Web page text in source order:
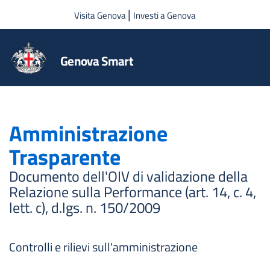
Salta al contenuto principale
Visita Genova| Investi a Genova
Genova Smart
Amministrazione
Trasparente
Documento dell'OIV di validazione della
Relazione sulla Performance (art. 14, c. 4,
lett. c), d.lgs. n. 150/2009
Controlli e rilievi sull'amministrazione